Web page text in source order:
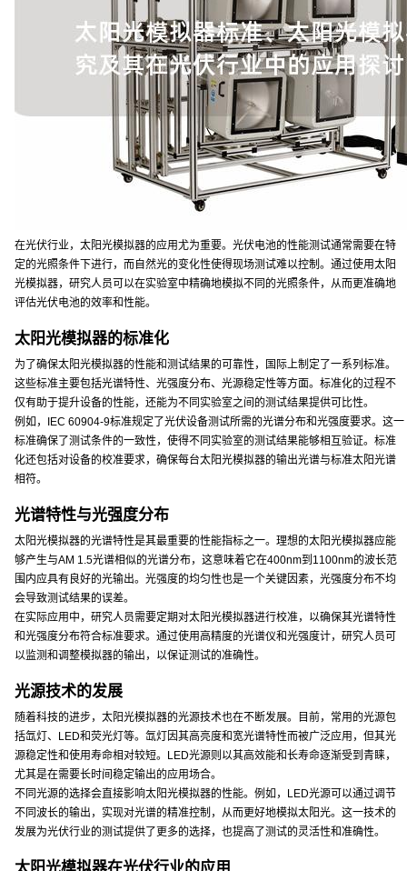
在光伏行业，太阳光模拟器的应用尤为重要。光伏电池的性能测试通常需要在特
定的光照条件下进行，而自然光的变化性使得现场测试难以控制。通过使用太阳
光模拟器，研究人员可以在实验室中精确地模拟不同的光照条件，从而更准确地
评估光伏电池的效率和性能。
太阳光模拟器的标准化
为了确保太阳光模拟器的性能和测试结果的可靠性，国际上制定了一系列标准。
这些标准主要包括光谱特性、光强度分布、光源稳定性等方面。标准化的过程不
仅有助于提升设备的性能，还能为不同实验室之间的测试结果提供可比性。
例如，IEC 60904-9标准规定了光伏设备测试所需的光谱分布和光强度要求。这一
标准确保了测试条件的一致性，使得不同实验室的测试结果能够相互验证。标准
化还包括对设备的校准要求，确保每台太阳光模拟器的输出光谱与标准太阳光谱
相符。
光谱特性与光强度分布
太阳光模拟器的光谱特性是其最重要的性能指标之一。理想的太阳光模拟器应能
够产生与AM 1.5光谱相似的光谱分布，这意味着它在400nm到1100nm的波长范
围内应具有良好的光输出。光强度的均匀性也是一个关键因素，光强度分布不均
会导致测试结果的误差。
在实际应用中，研究人员需要定期对太阳光模拟器进行校准，以确保其光谱特性
和光强度分布符合标准要求。通过使用高精度的光谱仪和光强度计，研究人员可
以监测和调整模拟器的输出，以保证测试的准确性。
光源技术的发展
随着科技的进步，太阳光模拟器的光源技术也在不断发展。目前，常用的光源包
括氙灯、LED和荧光灯等。氙灯因其高亮度和宽光谱特性而被广泛应用，但其光
源稳定性和使用寿命相对较短。LED光源则以其高效能和长寿命逐渐受到青睐，
尤其是在需要长时间稳定输出的应用场合。
不同光源的选择会直接影响太阳光模拟器的性能。例如，LED光源可以通过调节
不同波长的输出，实现对光谱的精准控制，从而更好地模拟太阳光。这一技术的
发展为光伏行业的测试提供了更多的选择，也提高了测试的灵活性和准确性。